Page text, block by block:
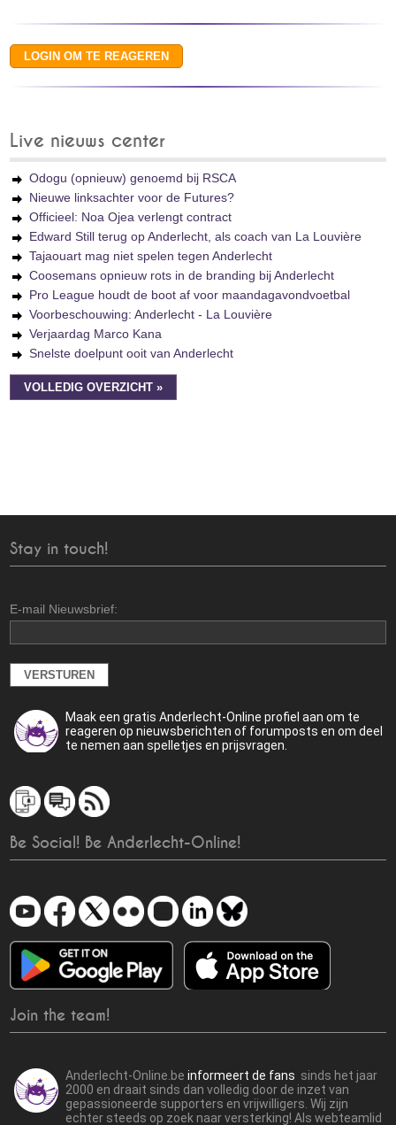
Live nieuws center
Odogu (opnieuw) genoemd bij RSCA
Nieuwe linksachter voor de Futures?
Officieel: Noa Ojea verlengt contract
Edward Still terug op Anderlecht, als coach van La Louvière
Tajaouart mag niet spelen tegen Anderlecht
Coosemans opnieuw rots in de branding bij Anderlecht
Pro League houdt de boot af voor maandagavondvoetbal
Voorbeschouwing: Anderlecht - La Louvière
Verjaardag Marco Kana
Snelste doelpunt ooit van Anderlecht
VOLLEDIG OVERZICHT »
Stay in touch!
E-mail Nieuwsbrief:
Maak een gratis Anderlecht-Online profiel aan om te
reageren op nieuwsberichten of forumposts en om deel
te nemen aan spelletjes en prijsvragen.
Be Social! Be Anderlecht-Online!
Join the team!
Anderlecht-Online.beinformeert de fans sinds het jaar
2000 en draait sinds dan volledig door de inzet van
gepassioneerde supporters en vrijwilligers. Wij zijn
echter steeds op zoek naar versterking! Als webteamlid